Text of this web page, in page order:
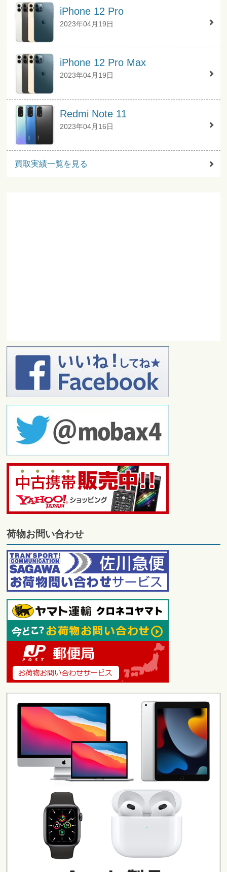
iPhone 12 Pro
2023年04月19日
iPhone 12 Pro Max
2023年04月19日
Redmi Note 11
2023年04月16日
買取実績一覧を見る
荷物お問い合わせ